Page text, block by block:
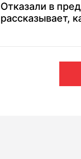
Отказали в
рассказывает,